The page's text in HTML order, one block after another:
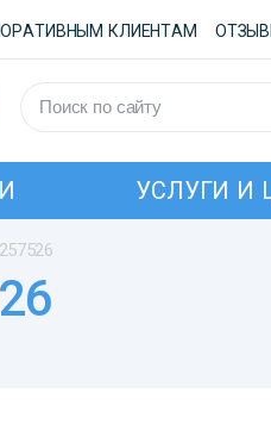
КЛИЕНТАМ
УСЛУГИ И